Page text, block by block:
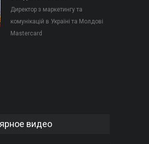
Директор з маркетингу та
комунікацій в Україні та Молдові
Mastercard
видео